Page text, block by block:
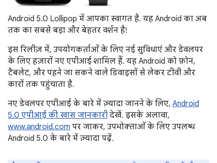
Android 5.0 Lollipop में आपका स्वागत है. यह Android का अब
तक का सबसे बड़ा और बेहतर वर्शन है!
इस रिलीज़ में, उपयोगकर्ताओं के लिए नई सुविधाएं और डेवलपर
के लिए हज़ारों नए एपीआई शामिल हैं. यह Android को फ़ोन,
टैबलेट, और पहने जा सकने वाले डिवाइसों से लेकर टीवी और
कारों तक पहुंचाता है.
नए डेवलपर एपीआई के बारे में ज़्यादा जानने के लिए, Android
5.0 एपीआई की खास जानकारी देखें. इसके अलावा,
www.android.com पर जाकर, उपभोक्ताओं के लिए उपलब्ध
Android 5.0 के बारे में ज़्यादा पढ़ें.